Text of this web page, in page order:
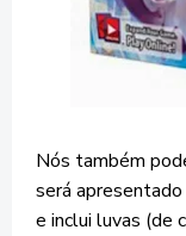
Nós também
será apresentado
e inclui luvas (de